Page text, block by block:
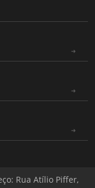
Rua Atílio Piffer,